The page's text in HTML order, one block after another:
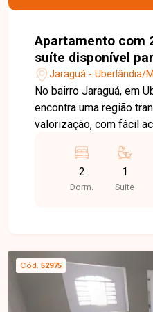
Apartamento com
suíte disponível para locação no bairro
Jaraguá em
Jaraguá - Uberlândia/
No bairro Jaraguá, em
encontra uma região
valorização, com fácil
supermercados,
comércios, oferecendo
de vida. Apartamento disponível para locação,
possui ambientes bem
iluminação natural e
proporcionando conforto
condomínio conta com
2
Dorm.
1
Suite
Cód. 52975